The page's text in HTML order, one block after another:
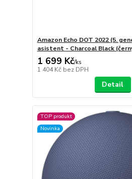
Amazon Echo DOT 2022 (5.
asistent - Charcoal Black
1 699 Kč/ks
1 404 Kč bez DPH
Detail
TOP produkt
Novinka